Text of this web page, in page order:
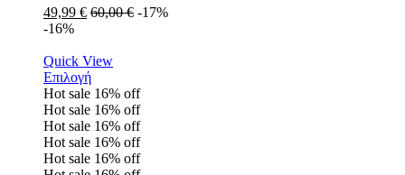
49,99 € 60,00€ -17%
-16%
Quick View
Επιλογή
Hot sale 16% off
Hot sale 16% off
Hot sale 16% off
Hot sale 16% off
Hot sale 16% off